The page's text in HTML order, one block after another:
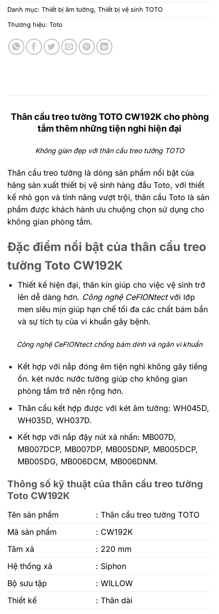
Danh mục: Thiết bị âm tường, Thiết bị vệ sinh TOTO
Thương hiệu: Toto
Thân cầu treo tường TOTO CW192K cho phòng
tắm thêm những tiện nghi hiện đại
Không gian đẹp với thân cầu treo tường TOTO
Thân cầu treo tường là dòng sản phẩm nổi bật của
hãng sản xuất thiết bị vệ sinh hàng đầu Toto, với thiết
kế nhỏ gọn và tính năng vượt trội, thân cầu Toto là sản
phẩm được khách hành ưu chuộng chọn sử dụng cho
không gian phòng tắm.
Đặc điểm nổi bật của thân cầu treo
tường Toto CW192K
Thiết kế hiện đại, thân kín giúp cho việc vệ sinh trở
lên dễ dàng hơn. Công nghệ CeFIONtectvới lớp
men siêu mịn giúp hạn chế tối đa các chất bám bẩn
và sự tích tụ của vi khuẩn gây bệnh.
Công nghệ CeFIONtect chống bám dính và ngăn vi khuẩn
Kết hợp với nắp đóng êm tiện nghi không gây tiếng
ồn. két nước nước tường giúp cho không gian
phòng tắm trở nên rộng hơn.
Thân cầu kết hợp được với két âm tường: WH045D,
WH035D, WH037D.
Kết hợp với nắp đậy nút xả nhấn: MB007D,
MB007DCP, MB007DP, MB005DNP, MB005DCP,
MB005DG, MB006DCM, MB006DNM.
Thông số kỹ thuật của thân cầu treo tường
Toto CW192K
Tên sản phẩm
: Thân cầu treo tường TOTO
Mã sản phẩm
: CW192K
Tâm xả
: 220 mm
Hệ thống xả
: Siphon
Bộ sưu tập
: WILLOW
Thiết kế
: Thân dài